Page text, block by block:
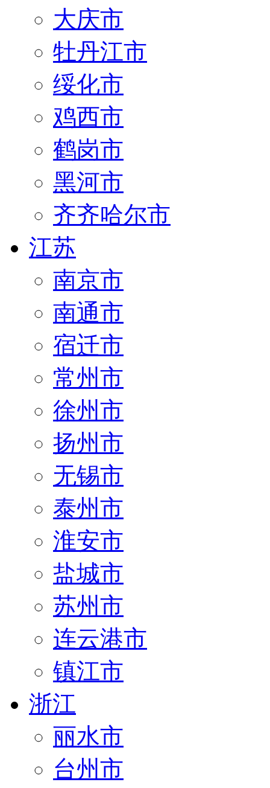
大庆市
牡丹江市
绥化市
鸡西市
鹤岗市
黑河市
齐齐哈尔市
江苏
南京市
南通市
宿迁市
常州市
徐州市
扬州市
无锡市
泰州市
淮安市
盐城市
苏州市
连云港市
镇江市
浙江
丽水市
台州市